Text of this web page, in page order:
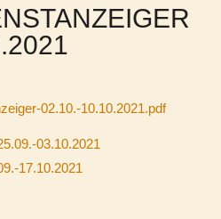
02.10.-10.10.2021.pdf
03.10.2021
17.10.2021